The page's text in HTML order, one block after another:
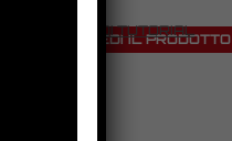
VEDI TUTORIAL
VEDI IL PRODOTTO